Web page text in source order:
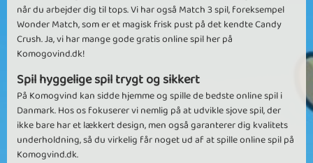
når du arbejder dig til tops. Vi har også Match 3 spil, foreksempel
Wonder Match, som er et magisk frisk pust på det kendte Candy
Crush. Ja, vi har mange gode gratis online spil her på
Komogovind.dk!
Spil hyggelige spil trygt og sikkert
På Komogvind kan sidde hjemme og spille de bedste online spil i
Danmark. Hos os fokuserer vi nemlig på at udvikle sjove spil, der
ikke bare har et lækkert design, men også garanterer dig kvalitets
underholdning, så du virkelig får noget ud af at spille online spil på
Komogvind.dk.